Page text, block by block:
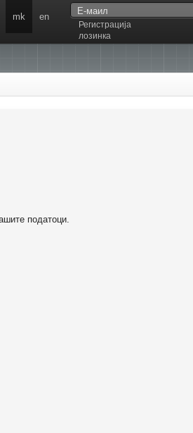
Регистрација
лозинка
mk en
податоци.